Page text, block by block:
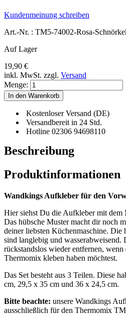
Kundenmeinung schreiben
Art.-Nr. : TM5-74002-Rosa-Schnörkel
Auf Lager
19,90 €
inkl. MwSt. zzgl. Versand
Menge:
In den Warenkorb
Kostenloser Versand (DE)
Versandbereit in 24 Std.
Hotline 02306 94698110
Beschreibung
Produktinformationen
Wandkings Aufkleber für den
Hier siehst Du die Aufkleber mit dem
Das hübsche Muster macht dir noch
deiner liebsten Küchenmaschine.
sind langlebig und wasserabweisend.
rückstandslos wieder entfernen,
Thermomix kleben haben möchtest.
Das Set besteht aus 3 Teilen. Diese
cm, 29,5 x 35 cm und 36 x 24,5 cm.
Bitte beachte: unsere Wandkings
ausschließlich für den Thermomix